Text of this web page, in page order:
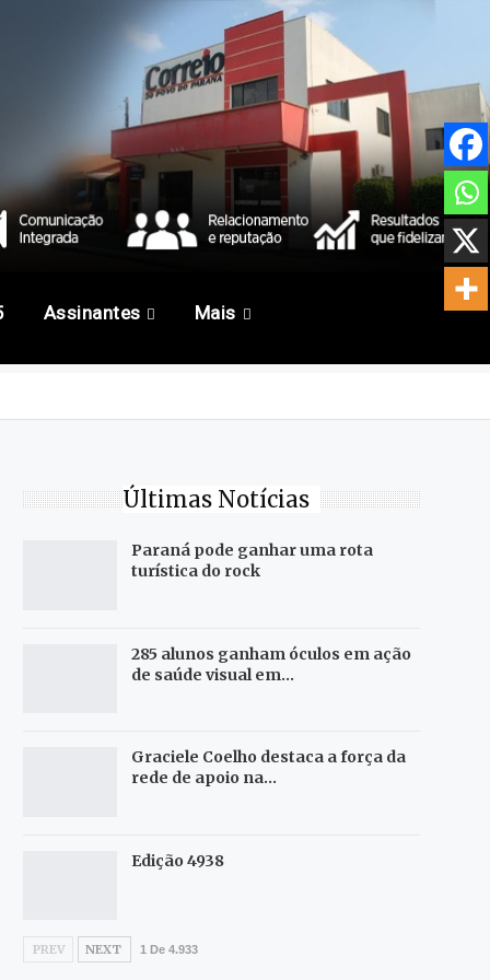
Assinantes Mais
Últimas Notícias
Paraná pode ganhar uma rota
turística do rock
285 alunos ganham óculos em ação
de saúde visual em…
Graciele Coelho destaca a força da
rede de apoio na…
Edição 4938
PREV NEXT 1 De 4.933